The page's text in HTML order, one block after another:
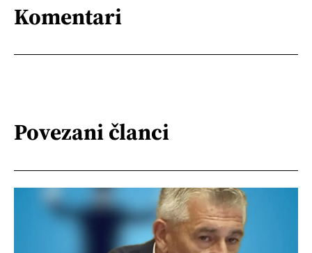
Komentari
Povezani članci